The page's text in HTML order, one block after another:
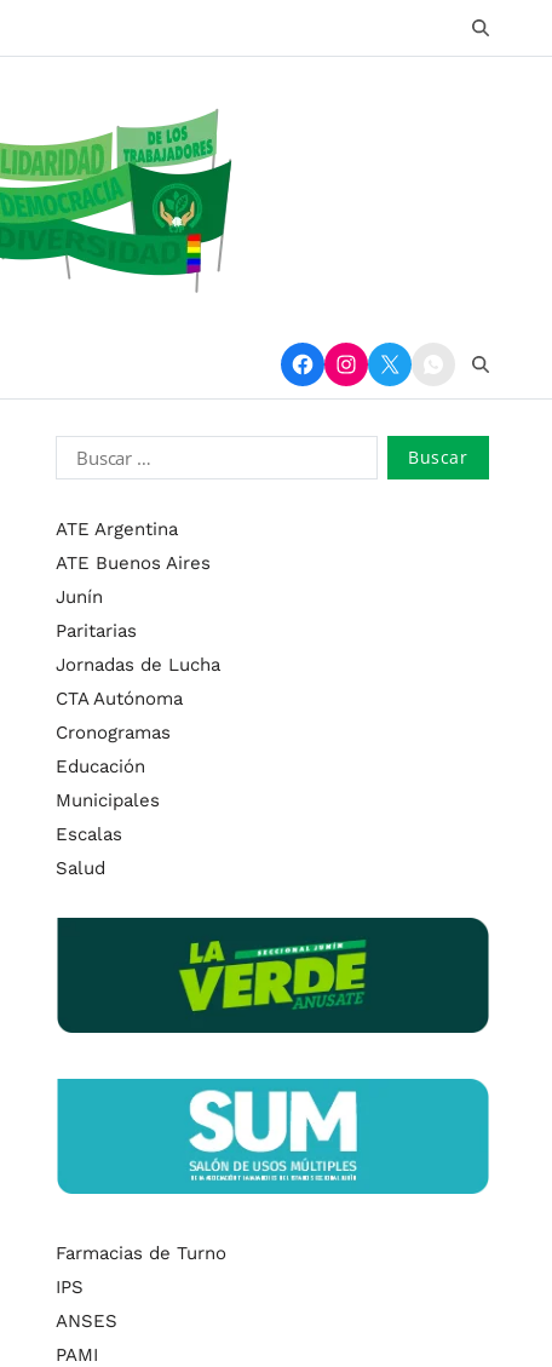
ATE Argentina
ATE Buenos Aires
Junín
Paritarias
Jornadas de Lucha
CTA Autónoma
Cronogramas
Educación
Municipales
Escalas
Salud
Farmacias de Turno
IPS
ANSES
PAMI